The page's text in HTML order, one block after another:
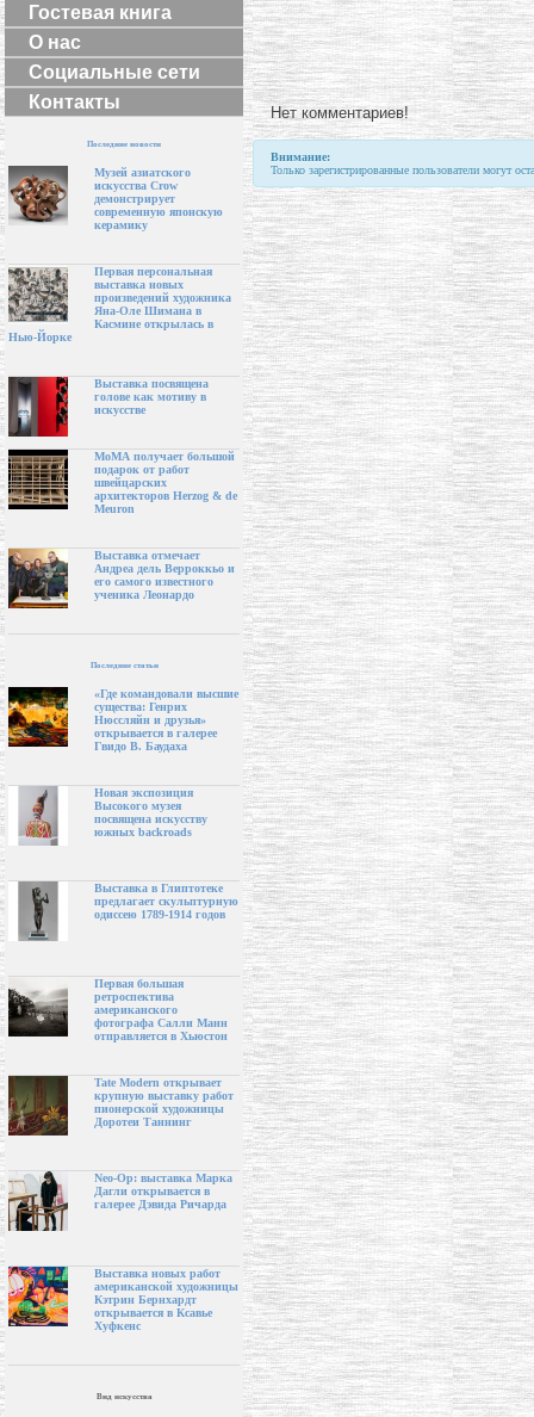
Гостевая книга
О нас
Социальные сети
Контакты
Последние новости
Музей азиатского
искусства Crow
демонстрирует
современную японскую
керамику
Первая персональная
выставка новых
произведений художника
Яна-Оле Шимана в
Касмине открылась в
Нью-Йорке
Выставка посвящена
голове как мотиву в
искусстве
МоМА получает большой
подарок от работ
швейцарских
архитекторов Herzog & de
Meuron
Выставка отмечает
Андреа дель Верроккьо и
его самого известного
ученика Леонардо
Последние статьи
«Где командовали высшие
существа: Генрих
Нюссляйн и друзья»
открывается в галерее
Гвидо В. Баудаха
Новая экспозиция
Высокого музея
посвящена искусству
южных backroads
Выставка в Глиптотеке
предлагает скульптурную
одиссею 1789-1914 годов
Первая большая
ретроспектива
американского
фотографа Салли Манн
отправляется в Хьюстон
Tate Modern открывает
крупную выставку работ
пионерской художницы
Доротеи Таннинг
Neo-Op: выставка Марка
Дагли открывается в
галерее Дэвида Ричарда
Выставка новых работ
американской художницы
Кэтрин Бернхардт
открывается в Ксавье
Хуфкенс
Вид искусства
Нет комментариев!
Внимание:
Только зарегистрированные пользователи могут